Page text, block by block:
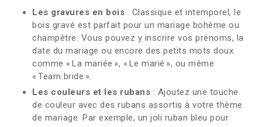
Les gravures en bois : Classique et intemporel, le
bois gravé est parfait pour un mariage bohème ou
champêtre. Vous pouvez y inscrire vos prénoms, la
date du mariage ou encore des petits mots doux
comme « La mariée », « Le marié », ou même
« Team bride ».
Les couleurs et les rubans : Ajoutez une touche
de couleur avec des rubans assortis à votre thème
de mariage. Par exemple, un joli ruban bleu pour